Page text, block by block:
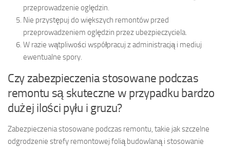
przeprowadzenie oględzin.
Nie przystępuj do większych remontów przed
przeprowadzeniem oględzin przez ubezpieczyciela.
W razie wątpliwości współpracuj z administracją i mediuj
ewentualne spory.
Czy zabezpieczenia stosowane podczas
remontu są skuteczne w przypadku bardzo
dużej ilości pyłu i gruzu?
Zabezpieczenia stosowane podczas remontu, takie jak szczelne
odgrodzenie strefy remontowej folią budowlaną i stosowanie